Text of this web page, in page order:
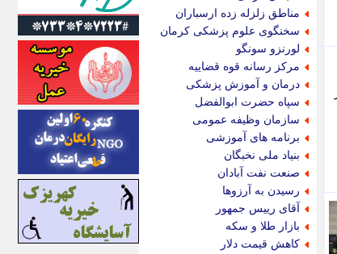
مناطق زلزله زده ارسباران
سخنگوی علوم پزشکی کرمان
لورنزو سونگو
مرکز رسانه قوه قضاییه
درمان و آموزش پزشکی
سپاه حضرت ابوالفضل
سازمان وظیفه عمومی
برنامه های آموزشی
بنیاد ملی نخبگان
صنعت نفت آبادان
رسیدن به آرزوها
آقای رییس جمهور
بازار طلا و سکه
کاهش قیمت دلار
ایرنا
ایسکانیوز
ایسنا
ایکنا
ایلنا
اینتیتر
ایونا نیوز
بازتاب آنلاین
باشگاه خبرنگاران
باغستان نیوز
بامبوک
ببین و بخون
بدینسان
بنکر